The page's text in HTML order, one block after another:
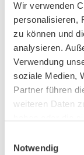
Wir verwenden
personalisieren,
zu können und
analysieren.
Verwendung
soziale Medien,
Partner führen
weiteren Daten
Notwendig
No-Gos für